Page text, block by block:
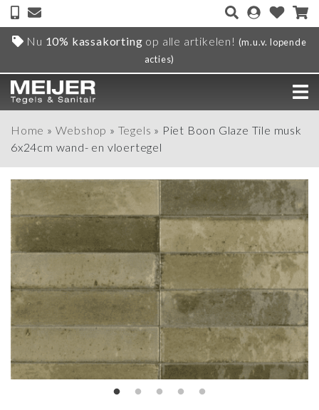
Nu 10% kassakorting op alle artikelen! (m.u.v. lopende
acties)
Home » Webshop » Tegels » Piet Boon Glaze Tile musk
6x24cm wand- en vloertegel